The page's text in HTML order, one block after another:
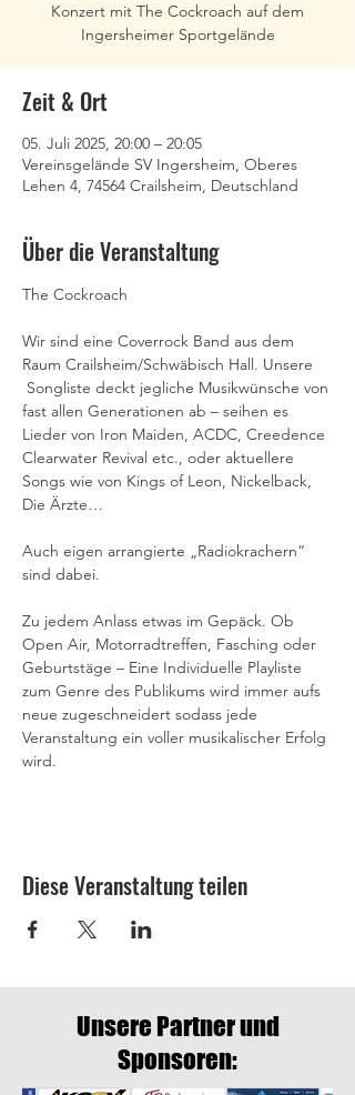
Konzert mit The Cockroach auf dem
Ingersheimer Sportgelände
Zeit & Ort
05. Juli 2025, 20:00 – 20:05
Vereinsgelände SV Ingersheim, Oberes
Lehen 4, 74564 Crailsheim, Deutschland
Über die Veranstaltung
The Cockroach
Wir sind eine Coverrock Band aus dem
Raum Crailsheim/Schwäbisch Hall. Unsere
Songliste deckt jegliche Musikwünsche von
fast allen Generationen ab – seihen es
Lieder von Iron Maiden, ACDC, Creedence
Clearwater Revival etc., oder aktuellere
Songs wie von Kings of Leon, Nickelback,
Die Ärzte…
Auch eigen arrangierte „Radiokrachern“
sind dabei.
Zu jedem Anlass etwas im Gepäck. Ob
Open Air, Motorradtreffen, Fasching oder
Geburtstäge – Eine Individuelle Playliste
zum Genre des Publikums wird immer aufs
neue zugeschneidert sodass jede
Veranstaltung ein voller musikalischer Erfolg
wird.
Diese Veranstaltung teilen
Unsere Partner und
Sponsoren: